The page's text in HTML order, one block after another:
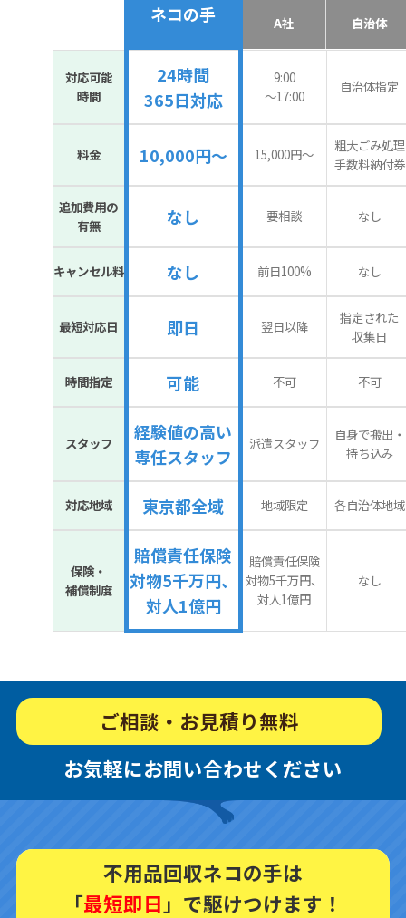
ネコの手 A社 自治体
対応可能
時間
24時間
365日対応
9:00
〜17:00
自治体指定
料金 10,000円～ 15,000円〜
粗大ごみ処理
手数料納付券
追加費用の
有無
なし 要相談 なし
キャンセル料 なし 前日100% なし
最短対応日 即日 翌日以降
指定された
収集日
時間指定 可能 不可 不可
スタッフ
経験値の高い
専任スタッフ
派遣スタッフ
自身で搬出・
持ち込み
対応地域 東京都全域 地域限定 各自治体地域
保険・
補償制度
賠償責任保険
対物5千万円、
対人1億円
賠償責任保険
対物5千万円、
対人1億円
なし
ご相談・お見積り無料
お気軽にお問い合わせください
不用品回収ネコの手は
「最短即日 」で駆けつけます！